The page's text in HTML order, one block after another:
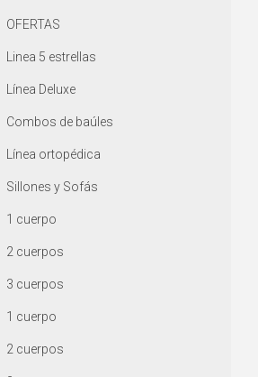
OFERTAS
Linea 5 estrellas
Línea Deluxe
Combos de baúles
Línea ortopédica
Sillones y Sofás
1 cuerpo
2 cuerpos
3 cuerpos
1 cuerpo
2 cuerpos